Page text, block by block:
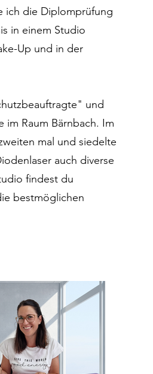
ich die Diplomprüfung
in einem Studio
Up und in der
und
Raum Bärnbach. Im
mal und siedelte
auch diverse
findest du
bestmöglichen